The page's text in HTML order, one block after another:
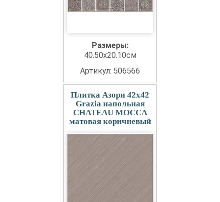
Размеры:
40.50x20.10см
Артикул: 506566
Плитка Азори 42x42
Grazia напольная
CHATEAU MOCCA
матовая коричневый